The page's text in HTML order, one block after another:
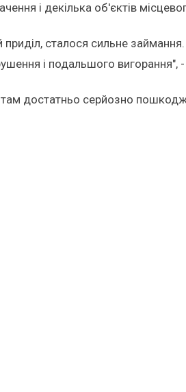
і декілька об'єктів
сталося сильне
і подальшого вигорання",
достатньо серйозно